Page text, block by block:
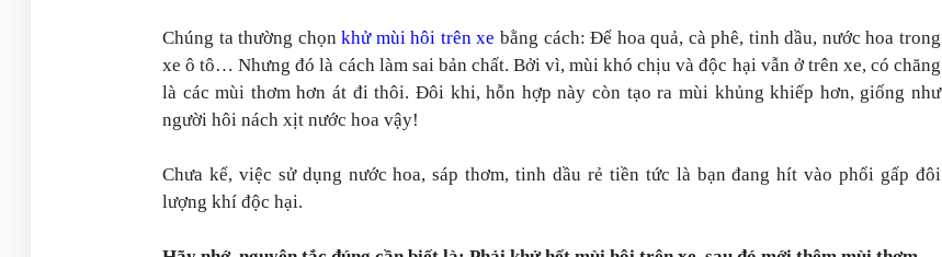
Chúng ta thường chọnkhử mùi hôi trên xe bằng cách: Để hoa quả, cà phê, tinh dầu, nước hoa trong
xe ô tô… Nhưng đó là cách làm sai bản chất. Bởi vì, mùi khó chịu và độc hại vẫn ở trên xe, có chăng
là các mùi thơm hơn át đi thôi. Đôi khi, hỗn hợp này còn tạo ra mùi khủng khiếp hơn, giống như
người hôi nách xịt nước hoa vậy!
Chưa kể, việc sử dụng nước hoa, sáp thơm, tinh dầu rẻ tiền tức là bạn đang hít vào phổi gấp đôi
lượng khí độc hại.